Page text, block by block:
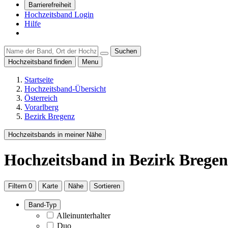
Barrierefreiheit
Hochzeitsband Login
Hilfe
Suchen
Hochzeitsband finden
Menu
Startseite
Hochzeitsband-Übersicht
Österreich
Vorarlberg
Bezirk Bregenz
Hochzeitsbands in meiner Nähe
Hochzeitsband in Bezirk
Filtern 0 Karte Nähe Sortieren
Band-Typ
Alleinunterhalter
Duo